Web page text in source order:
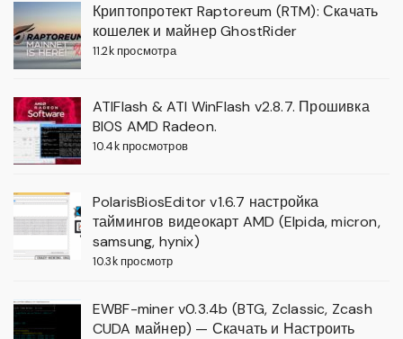
Криптопротект Raptoreum (RTM): Скачать
кошелек и майнер GhostRider
11.2k просмотра
ATIFlash & ATI WinFlash v2.8.7. Прошивка
BIOS AMD Radeon.
10.4k просмотров
PolarisBiosEditor v1.6.7 настройка
таймингов видеокарт AMD (Elpida, micron,
samsung, hynix)
10.3k просмотр
EWBF-miner v0.3.4b (BTG, Zclassic, Zcash
CUDA майнер) — Скачать и Настроить